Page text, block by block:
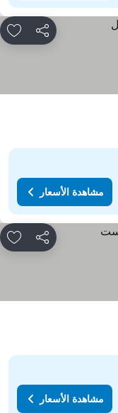
مشاركة
مشاهدة الأسعار
مشاركة
مشاهدة الأسعار